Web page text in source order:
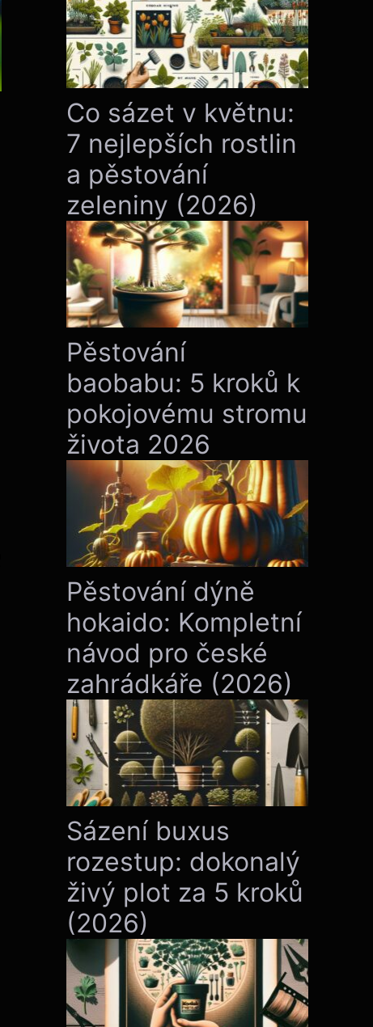
Co sázet v květnu:
7 nejlepších rostlin
a pěstování
zeleniny (2026)
Pěstování
baobabu: 5 kroků k
pokojovému stromu
života 2026
Pěstování dýně
hokaido: Kompletní
návod pro české
zahrádkáře (2026)
Sázení buxus
rozestup: dokonalý
živý plot za 5 kroků
(2026)